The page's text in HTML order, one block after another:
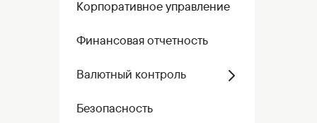
Корпоративное управление
Финансовая отчетность
Валютный контроль
Безопасность